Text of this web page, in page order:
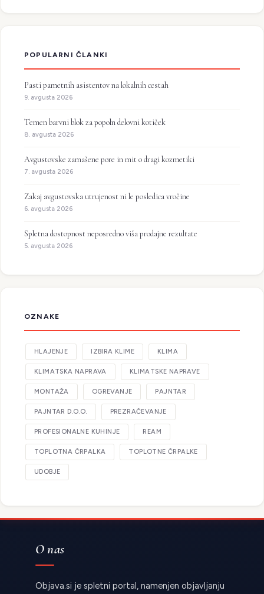
POPULARNI ČLANKI
Pasti pametnih asistentov na lokalnih cestah
9. avgusta 2026
Temen barvni blok za popoln delovni kotiček
8. avgusta 2026
Avgustovske zamašene pore in mit o dragi kozmetiki
7. avgusta 2026
Zakaj avgustovska utrujenost ni le posledica vročine
6. avgusta 2026
Spletna dostopnost neposredno viša prodajne rezultate
5. avgusta 2026
OZNAKE
HLAJENJE IZBIRA KLIME KLIMA
KLIMATSKA NAPRAVA KLIMATSKE NAPRAVE
MONTAŽA OGREVANJE PAJNTAR
PAJNTAR D.O.O. PREZRAČEVANJE
PROFESIONALNE KUHINJE REAM
TOPLOTNA ČRPALKA TOPLOTNE ČRPALKE
UDOBJE
O nas
Objava.si je spletni portal, namenjen objavljanju